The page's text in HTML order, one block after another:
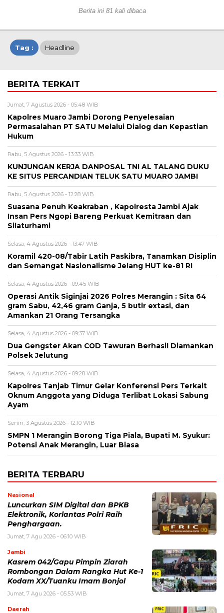
Berita ini 81 kali dibaca
Tag : Headline
BERITA TERKAIT
Jumat, 7 Agustus 2026 - 05:48 WIB
Kapolres Muaro Jambi Dorong Penyelesaian
Permasalahan PT SATU Melalui Dialog dan Kepastian
Hukum
Rabu, 5 Agustus 2026 - 13:33 WIB
KUNJUNGAN KERJA DANPOSAL TNI AL TALANG DUKU
KE SITUS PERCANDIAN TELUK SATU MUARO JAMBI
Rabu, 5 Agustus 2026 - 12:28 WIB
Suasana Penuh Keakraban , Kapolresta Jambi Ajak
Insan Pers Ngopi Bareng Perkuat Kemitraan dan
Silaturhami
Selasa, 4 Agustus 2026 - 13:47 WIB
Koramil 420-08/Tabir Latih Paskibra, Tanamkan Disiplin
dan Semangat Nasionalisme Jelang HUT ke-81 RI
Selasa, 4 Agustus 2026 - 09:45 WIB
Operasi Antik Siginjai 2026 Polres Merangin : Sita 64
gram Sabu, 42,46 gram Ganja, 5 butir extasi, dan
Amankan 21 Orang Tersangka
Selasa, 4 Agustus 2026 - 09:37 WIB
Dua Gengster Akan COD Tawuran Berhasil Diamankan
Polsek Jelutung
Selasa, 4 Agustus 2026 - 09:28 WIB
Kapolres Tanjab Timur Gelar Konferensi Pers Terkait
Oknum Anggota yang Diduga Terlibat Lokasi Sabung
Ayam
Senin, 3 Agustus 2026 - 12:10 WIB
SMPN 1 Merangin Borong Tiga Piala, Bupati M. Syukur:
Potensi Anak Merangin, Luar Biasa
BERITA TERBARU
Nasional
Luncurkan SIM Digital dan BPKB
Elektronik, Korlantas Polri Raih
Penghargaan.
Jumat, 7 Agu 2026 - 06:10 WIB
Jambi
Kasrem 042/Gapu Pimpin Ziarah
Rombongan Dalam Rangka Hut Ke-1
Kodam XX/Tuanku Imam Bonjol
Jumat, 7 Agu 2026 - 05:53 WIB
Daerah